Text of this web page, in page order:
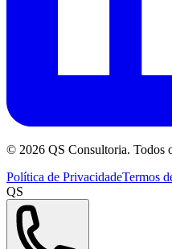
© 2026 QS Consultoria. Todos
Política de PrivacidadeTermos
QS